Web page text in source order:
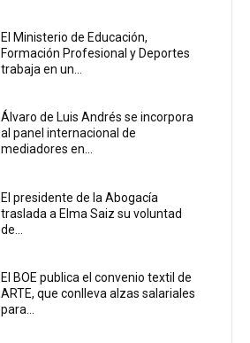
El Ministerio de Educación,
Formación Profesional y Deportes
trabaja en un...
Álvaro de Luis Andrés se incorpora
al panel internacional de
mediadores en...
El presidente de la Abogacía
traslada a Elma Saiz su voluntad
de...
El BOE publica el convenio textil de
ARTE, que conlleva alzas salariales
para...